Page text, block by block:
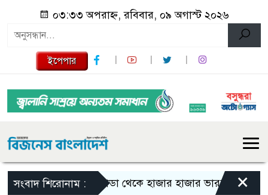
০৩:৩৩ অপরাহ্ন, রবিবার, ০৯ অগাস্ট ২০২৬
ইপেপার
সংবাদ শিরোনাম :কানাডা থেকে হাজার হাজার ভারতীয় নাগরিক
×